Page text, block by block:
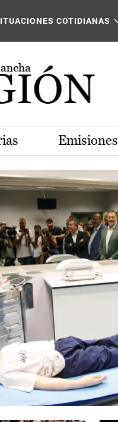
COTIDIANAS